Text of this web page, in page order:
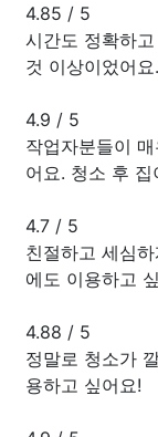
4.85 / 5
시간도 정확하
것 이상이었어
4.9 / 5
작업자분들이
어요. 청소 후
4.7 / 5
친절하고 세심
에도 이용하고
4.88 / 5
정말로 청소가
용하고 싶어요!